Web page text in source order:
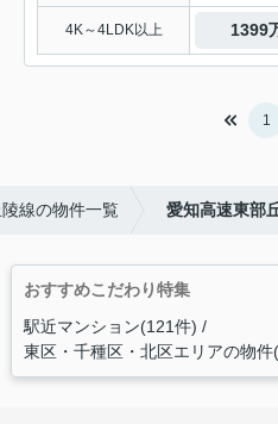
4K～4LDK以上 1399
1
線の物件一覧 愛知高速東部
おすすめこだわり特集
駅近マンション(121件)
東区・千種区・北区エリアの物件